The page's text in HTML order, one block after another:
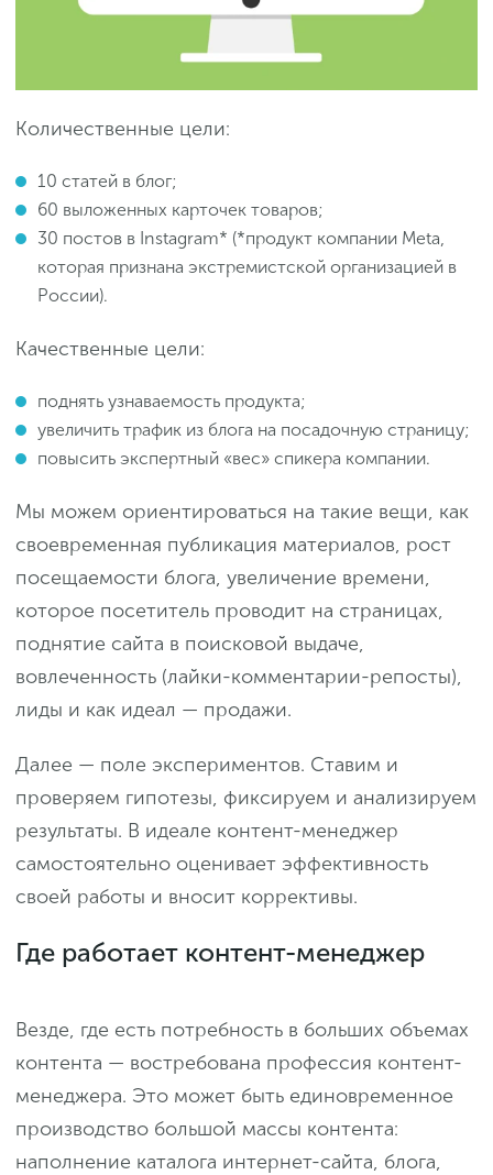
Количественные цели:
10 статей в блог;
60 выложенных карточек товаров;
30 постов в Instagram* (*продукт компании Meta,
которая признана экстремистской организацией в
России).
Качественные цели:
поднять узнаваемость продукта;
увеличить трафик из блога на посадочную страницу;
повысить экспертный «вес» спикера компании.
Мы можем ориентироваться на такие вещи, как
своевременная публикация материалов, рост
посещаемости блога, увеличение времени,
которое посетитель проводит на страницах,
поднятие сайта в поисковой выдаче,
вовлеченность (лайки-комментарии-репосты),
лиды и как идеал — продажи.
Далее — поле экспериментов. Ставим и
проверяем гипотезы, фиксируем и анализируем
результаты. В идеале контент-менеджер
самостоятельно оценивает эффективность
своей работы и вносит коррективы.
Где работает контент-менеджер
Везде, где есть потребность в больших объемах
контента — востребована профессия контент-
менеджера. Это может быть единовременное
производство большой массы контента:
наполнение каталога интернет-сайта, блога,